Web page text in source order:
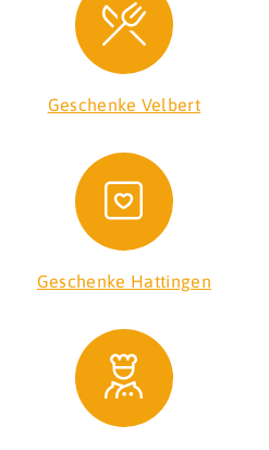
Geschenke Velbert
Geschenke Hattingen